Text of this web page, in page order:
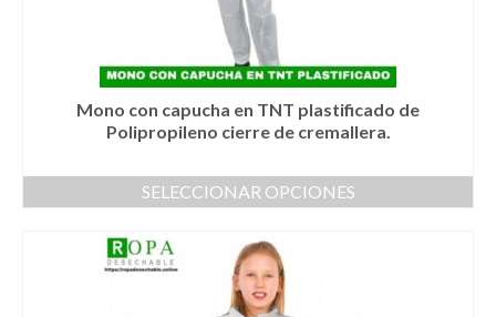
la
página
de
producto
Mono con capucha en TNT plastificado de
Polipropileno cierre de cremallera.
SELECCIONAR OPCIONES
producto
tiene
múltiples
variantes.